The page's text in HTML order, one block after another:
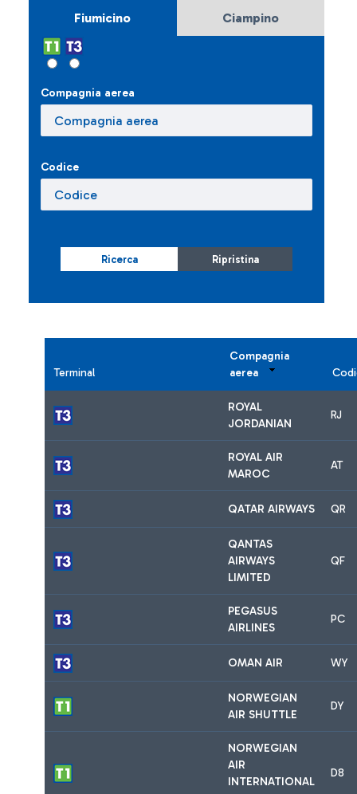
Fiumicino Ciampino
Compagnia aerea
Codice
Ricerca Ripristina
Terminal
Compagnia
aerea
ROYAL
JORDANIAN
RJ
ROYAL AIR
MAROC
AT
QATAR AIRWAYS QR
QANTAS
AIRWAYS
LIMITED
QF
PEGASUS
AIRLINES
PC
OMAN AIR WY
NORWEGIAN
AIR SHUTTLE
DY
NORWEGIAN
AIR
INTERNATIONAL
D8